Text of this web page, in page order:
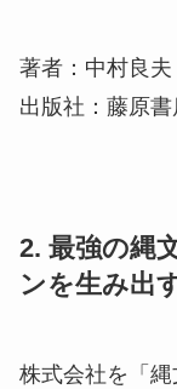
著者：中村良夫
出版社：藤原書
2. 最強の縄
ンを生み出
株式会社を「